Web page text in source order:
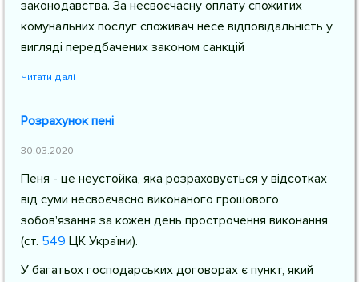
законодавства. За несвоєчасну оплату спожитих
комунальних послуг споживач несе відповідальність у
вигляді передбачених законом санкцій
Читати далі
Розрахунок пені
30.03.2020
Пеня - це неустойка, яка розраховується у відсотках
від суми несвоєчасно виконаного грошового
зобов'язання за кожен день прострочення виконання
(ст. 549 ЦК України).
У багатьох господарських договорах є пункт, який